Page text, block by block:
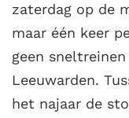
zaterdag op de
maar één keer
geen
Leeuwarden.
het najaar de